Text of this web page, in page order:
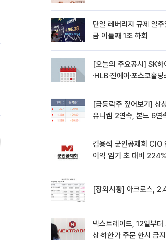
단일 레버리지 규제 일
금 이틀째 1조 하회
[오늘의 주요공시] SK하
·HLB·진에어·포스코홀딩
[급등락주 짚어보기] 상
유니켐 2연속, 본느 6연
김용석 군인공제회 CIO
이익 임기 초 대비
[장외시황] 아크로스,
넥스트레이드, 12일부터
상·하한가 주문 한시 금지